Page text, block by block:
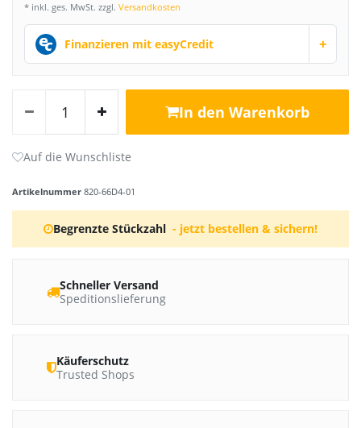
* inkl. ges. MwSt. zzgl. Versandkosten
Finanzieren mit easyCredit +
In den Warenkorb
Artikelnummer 820-66D4-01
Begrenzte Stückzahl - jetzt bestellen & sichern!
Schneller Versand
Speditionslieferung
Käuferschutz
Trusted Shops